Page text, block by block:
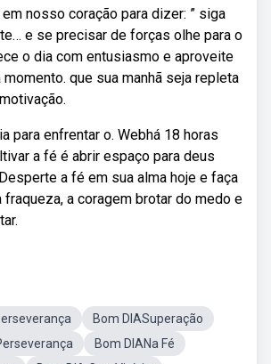
nosso coração para dizer: ” siga
e se precisar de forças olhe para o
o dia com entusiasmo e aproveite
que sua manhã seja repleta
para enfrentar o. Webhá 18 horas
a fé é abrir espaço para deus
a fé em sua alma hoje e faça
fraqueza, a coragem brotar do medo e
Bom DIASuperação
Bom DIANa Fé